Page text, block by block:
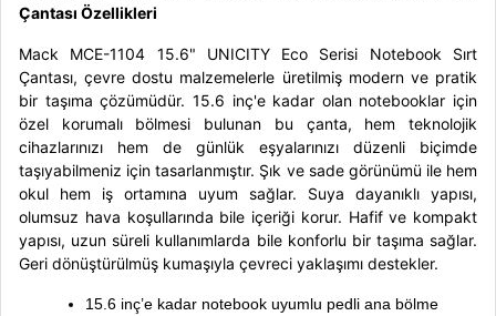
Çantası Özellikleri
Mack MCE-1104 15.6" UNICITY Eco Serisi Notebook Sırt
Çantası, çevre dostu malzemelerle üretilmiş modern ve pratik
bir taşıma çözümüdür. 15.6 inç'e kadar olan notebooklar için
özel korumalı bölmesi bulunan bu çanta, hem teknolojik
cihazlarınızı hem de günlük eşyalarınızı düzenli biçimde
taşıyabilmeniz için tasarlanmıştır. Şık ve sade görünümü ile hem
okul hem iş ortamına uyum sağlar. Suya dayanıklı yapısı,
olumsuz hava koşullarında bile içeriği korur. Hafif ve kompakt
yapısı, uzun süreli kullanımlarda bile konforlu bir taşıma sağlar.
Geri dönüştürülmüş kumaşıyla çevreci yaklaşımı destekler.
15.6 inç’e kadar notebook uyumlu pedli ana bölme